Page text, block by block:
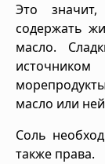
Это
содержать
масло.
масло или
Соль
также права.